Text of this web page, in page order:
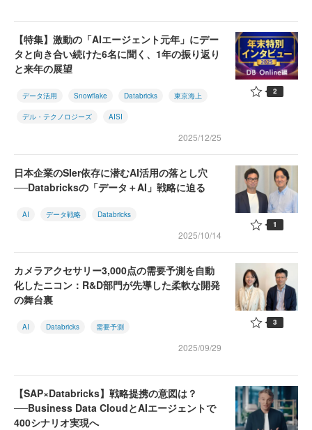
【特集】激動の「AIエージェント元年」にデー
タと向き合い続けた6名に聞く、1年の振り返り
と来年の展望
データ活用 Snowflake Databricks 東京海上
デル・テクノロジーズ AISI
2025/12/25
2
日本企業のSIer依存に潜むAI活用の落とし穴
──Databricksの「データ＋AI」戦略に迫る
AI データ戦略 Databricks
2025/10/14
1
カメラアクセサリー3,000点の需要予測を自動
化したニコン：R&D部門が先導した柔軟な開発
の舞台裏
AI Databricks 需要予測
2025/09/29
3
【SAP×Databricks】戦略提携の意図は？
──Business Data CloudとAIエージェントで
400シナリオ実現へ